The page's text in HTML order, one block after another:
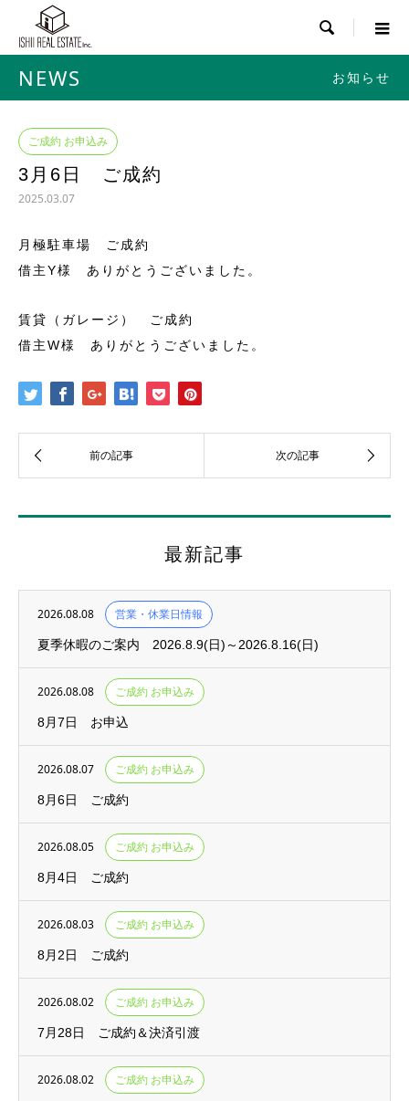

NEWS お知らせ
ご成約 お申込み
3月6日 ご成約
2025.03.07
月極駐車場 ご成約
借主Y様 ありがとうございました。
賃貸（ガレージ） ご成約
借主W様 ありがとうございました。
最新記事
2026.08.08 営業・休業日情報
夏季休暇のご案内 2026.8.9(日)～2026.8.16(日)
2026.08.08 ご成約 お申込み
8月7日 お申込
2026.08.07 ご成約 お申込み
8月6日 ご成約
2026.08.05 ご成約 お申込み
8月4日 ご成約
2026.08.03 ご成約 お申込み
8月2日 ご成約
2026.08.02 ご成約 お申込み
7月28日 ご成約＆決済引渡
2026.08.02 ご成約 お申込み